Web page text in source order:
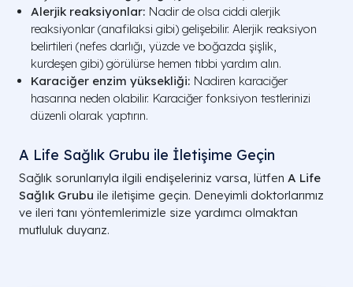
Alerjik reaksiyonlar: Nadir de olsa ciddi alerjik
reaksiyonlar (anafilaksi gibi) gelişebilir. Alerjik reaksiyon
belirtileri (nefes darlığı, yüzde ve boğazda şişlik,
kurdeşen gibi) görülürse hemen tıbbi yardım alın.
Karaciğer enzim yüksekliği: Nadiren karaciğer
hasarına neden olabilir. Karaciğer fonksiyon testlerinizi
düzenli olarak yaptırın.
A Life Sağlık Grubu ile İletişime Geçin
Sağlık sorunlarıyla ilgili endişeleriniz varsa, lütfen A Life
Sağlık Grubu ile iletişime geçin. Deneyimli doktorlarımız
ve ileri tanı yöntemlerimizle size yardımcı olmaktan
mutluluk duyarız.